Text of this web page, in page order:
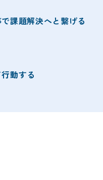
課題解決へと繋げる
動する